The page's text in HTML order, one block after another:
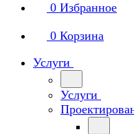
0 Избранное
0 Корзина
Услуги
Услуги